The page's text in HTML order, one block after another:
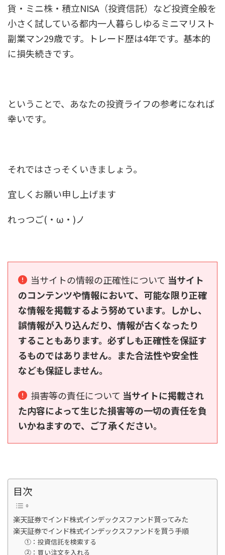
貨・ミニ株・積立NISA（投資信託）など投資全般を
小さく試している都内一人暮らしゆるミニマリスト
副業マン29歳です。トレード歴は4年です。基本的
に損失続きです。
ということで、あなたの投資ライフの参考になれば
幸いです。
それではさっそくいきましょう。
宜しくお願い申し上げます
れっつご(・ω・)ノ
当サイトの情報の正確性について 当サイト
のコンテンツや情報において、可能な限り正確
な情報を掲載するよう努めています。しかし、
誤情報が入り込んだり、情報が古くなったり
することもあります。必ずしも正確性を保証す
るものではありません。また合法性や安全性
なども保証しません。
損害等の責任について 当サイトに掲載され
た内容によって生じた損害等の一切の責任を負
いかねますので、ご了承ください。
目次
楽天証券でインド株式インデックスファンド買ってみた
楽天証券でインド株式インデックスファンドを買う手順
①：投資信託を検索する
②：買い注文を入れる